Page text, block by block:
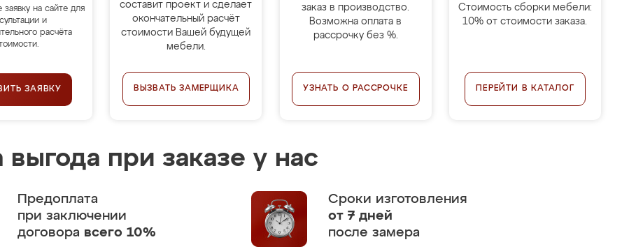
заявку на сайте для
и
расчёта
ЗАЯВКУ
составит проект и сделает
окончательный расчёт
стоимости Вашей будущей
мебели.
ВЫЗВАТЬ ЗАМЕРЩИКА
заказ в производство.
Возможна оплата в
рассрочку без %.
УЗНАТЬ О РАССРОЧКЕ
Стоимость сборки мебели:
10% от стоимости заказа.
ПЕРЕЙТИ В КАТАЛОГ
выгода при заказе у нас
Предоплата
при заключении
договора всего 10%
Сроки изготовления
от 7 дней
после замера